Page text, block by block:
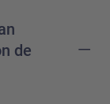
de
–